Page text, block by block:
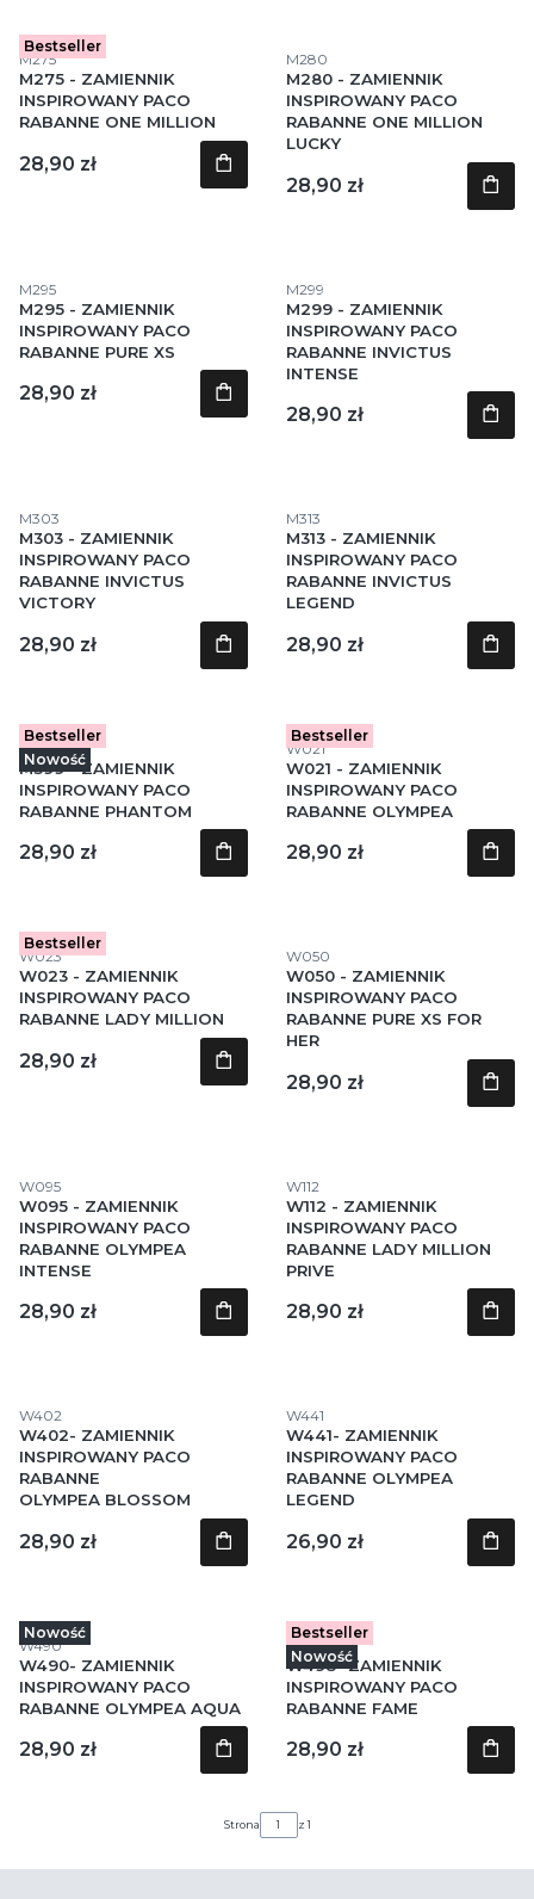
Bestseller
Kod produktu
M275
M275 - ZAMIENNIK
INSPIROWANY PACO
RABANNE ONE MILLION
Cena
28,90 zł
Kod produktu
M280
M280 - ZAMIENNIK
INSPIROWANY PACO
RABANNE ONE MILLION
LUCKY
Cena
28,90 zł
Kod produktu
M295
M295 - ZAMIENNIK
INSPIROWANY PACO
RABANNE PURE XS
Cena
28,90 zł
Kod produktu
M299
M299 - ZAMIENNIK
INSPIROWANY PACO
RABANNE INVICTUS
INTENSE
Cena
28,90 zł
Kod produktu
M303
M303 - ZAMIENNIK
INSPIROWANY PACO
RABANNE INVICTUS
VICTORY
Cena
28,90 zł
Kod produktu
M313
M313 - ZAMIENNIK
INSPIROWANY PACO
RABANNE INVICTUS
LEGEND
Cena
28,90 zł
Bestseller
Nowość
Kod produktu
M399
M399 - ZAMIENNIK
INSPIROWANY PACO
RABANNE PHANTOM
Cena
28,90 zł
Bestseller
Kod produktu
W021
W021 - ZAMIENNIK
INSPIROWANY PACO
RABANNE OLYMPEA
Cena
28,90 zł
Bestseller
Kod produktu
W023
W023 - ZAMIENNIK
INSPIROWANY PACO
RABANNE LADY MILLION
Cena
28,90 zł
Kod produktu
W050
W050 - ZAMIENNIK
INSPIROWANY PACO
RABANNE PURE XS FOR
HER
Cena
28,90 zł
Kod produktu
W095
W095 - ZAMIENNIK
INSPIROWANY PACO
RABANNE OLYMPEA
INTENSE
Cena
28,90 zł
Kod produktu
W112
W112 - ZAMIENNIK
INSPIROWANY PACO
RABANNE LADY MILLION
PRIVE
Cena
28,90 zł
Kod produktu
W402
W402- ZAMIENNIK
INSPIROWANY PACO
RABANNE
OLYMPEA BLOSSOM
Cena
28,90 zł
Kod produktu
W441
W441- ZAMIENNIK
INSPIROWANY PACO
RABANNE OLYMPEA
LEGEND
Cena
26,90 zł
Nowość
Kod produktu
W490
W490- ZAMIENNIK
INSPIROWANY PACO
RABANNE OLYMPEA AQUA
Cena
28,90 zł
Bestseller
Nowość
Kod produktu
W498
W498- ZAMIENNIK
INSPIROWANY PACO
RABANNE FAME
Cena
28,90 zł
Strona z 1